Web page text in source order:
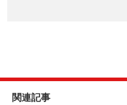
関連記事